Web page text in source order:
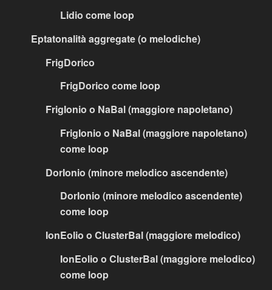
Lidio come loop
Eptatonalità aggregate (o melodiche)
FrigDorico
FrigDorico come loop
FrigIonio o NaBal (maggiore napoletano)
FrigIonio o NaBal (maggiore napoletano)
come loop
DorIonio (minore melodico ascendente)
DorIonio (minore melodico ascendente)
come loop
IonEolio o ClusterBal (maggiore melodico)
IonEolio o ClusterBal (maggiore melodico)
come loop